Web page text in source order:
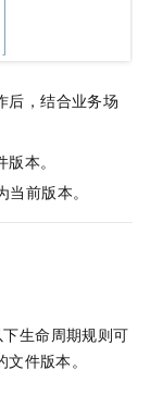
后，结合业务场
本。
前版本。
生命周期规则可
文件版本。